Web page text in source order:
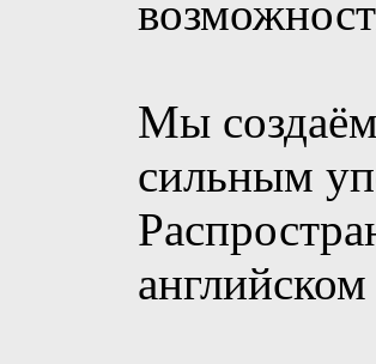
Мы
сильным